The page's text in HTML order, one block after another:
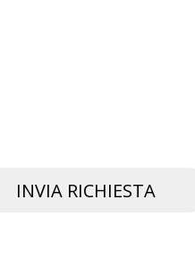
INVIA RICHIESTA